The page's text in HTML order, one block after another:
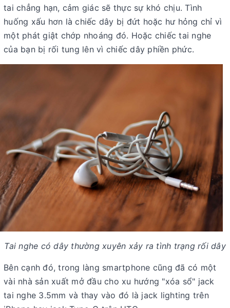
tai chẳng hạn, cảm giác sẽ thực sự khó chịu. Tình
huống xấu hơn là chiếc dây bị đứt hoặc hư hỏng chỉ vì
một phát giật chớp nhoáng đó. Hoặc chiếc tai nghe
của bạn bị rối tung lên vì chiếc dây phiền phức.
Tai nghe có dây thường xuyên xảy ra tình trạng rối dây
Bên cạnh đó, trong làng smartphone cũng đã có một
vài nhà sản xuất mở đầu cho xu hướng "xóa sổ" jack
tai nghe 3.5mm và thay vào đó là jack lighting trên